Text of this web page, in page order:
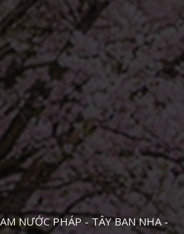
NƯỚC PHÁP - TÂY BAN NHA -